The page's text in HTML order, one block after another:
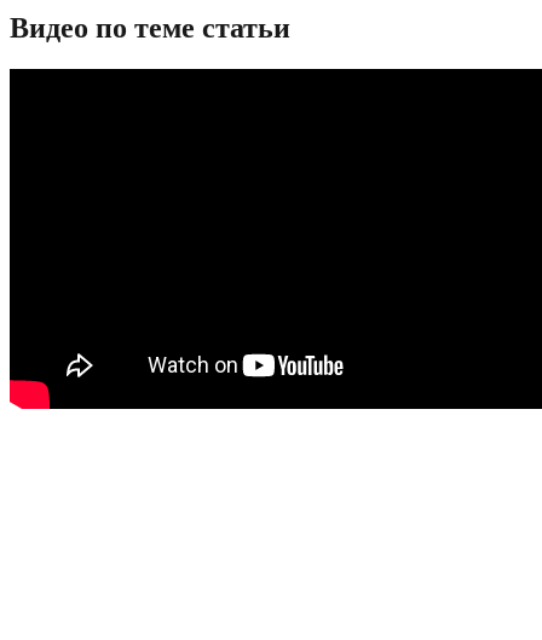
Видео по теме статьи